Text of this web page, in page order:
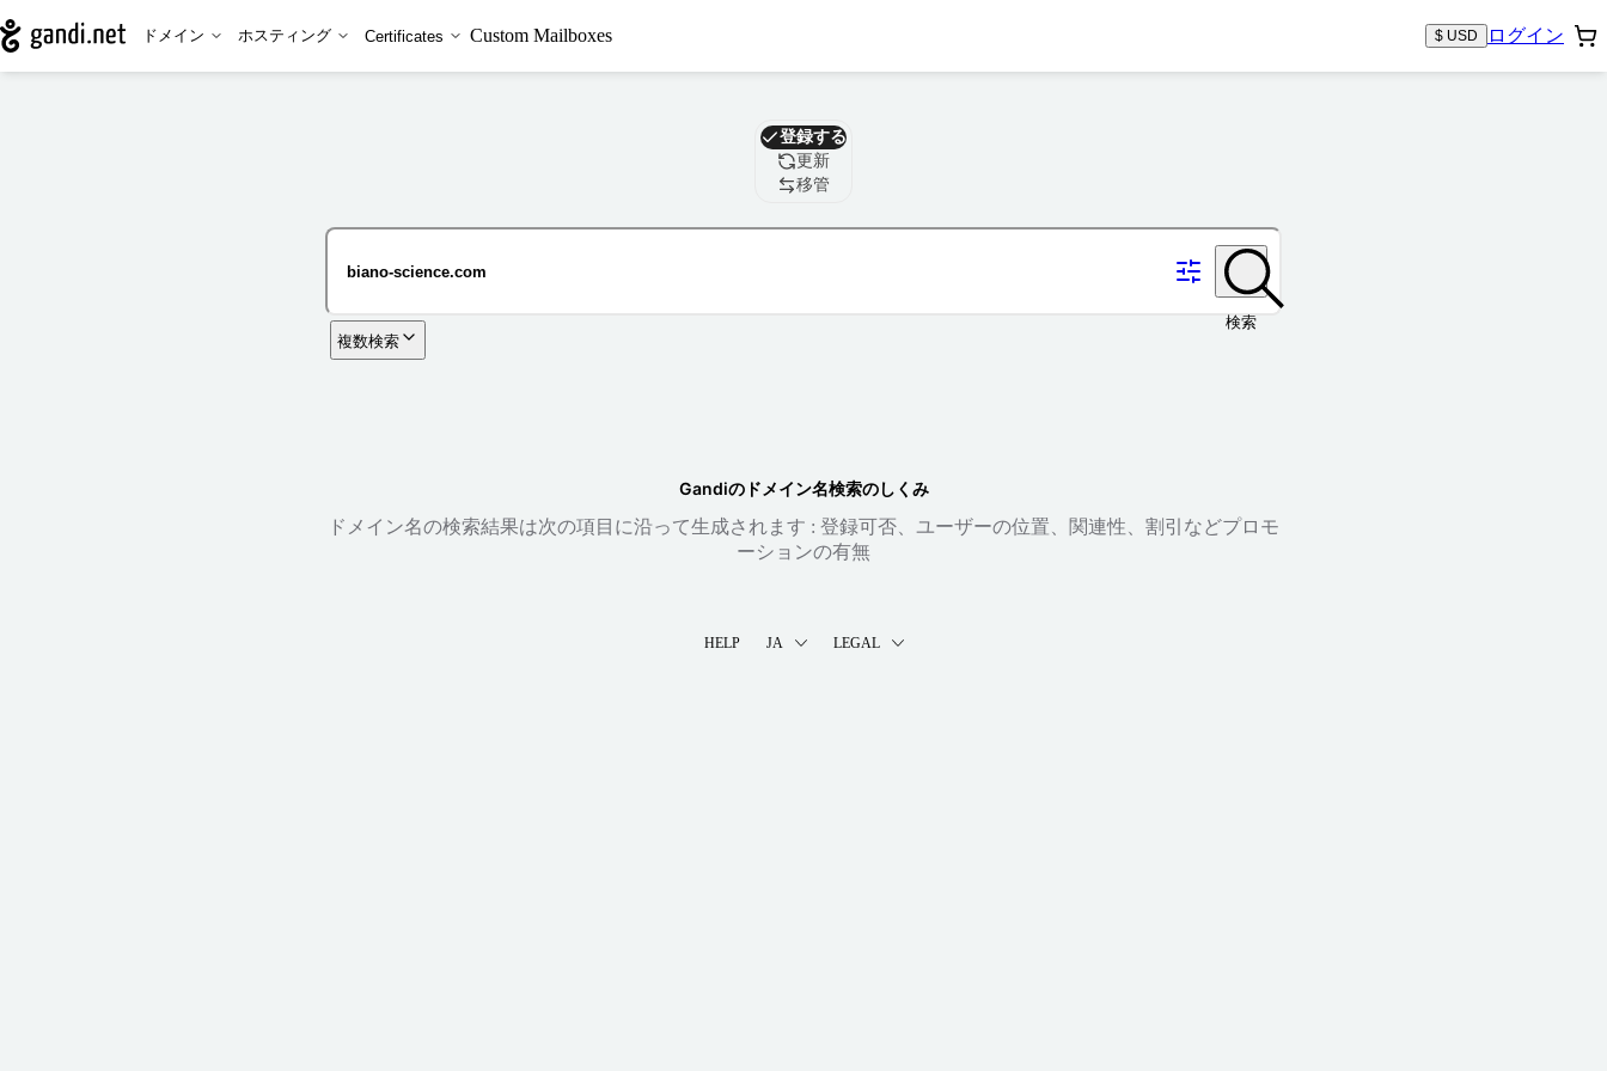
ドメイン ホスティング Certificates Custom Mailboxes $ USD ログイン
ドメイン
登録する
更新
移管
検索
複数検索
Gandiのドメイン名検索のしくみ
ドメイン名の検索結果は次の項目に沿って生成されます : 登録可否、ユーザーの位置、関連性、割引などプロモ
ーションの有無
HELP JA LEGAL